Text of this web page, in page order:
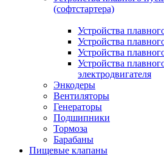
(софтстартера)
Устройства
Устройства
Устройства
Устройства
электродвигателя
Энкодеры
Вентиляторы
Генераторы
Подшипники
Тормоза
Барабаны
Пищевые клапаны